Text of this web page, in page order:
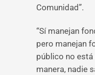
Comunidad”.
“Sí manejan
pero manejan
público no
manera, nadie